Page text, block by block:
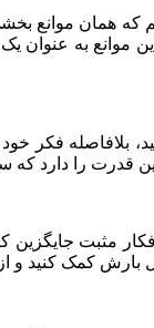
که همان موانع
موانع به عنوان
بلافاصله فکر
افکار مثبت